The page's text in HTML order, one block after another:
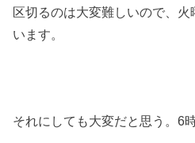
区切るのは大変難しいので、火
います。
それにしても大変だと思う。6